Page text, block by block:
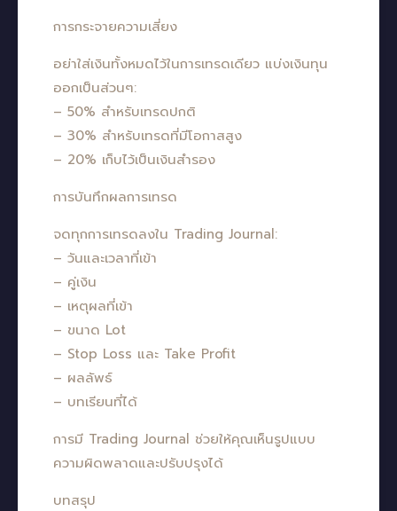
การกระจายความเสี่ยง
อย่าใส่เงินทั้งหมดไว้ในการเทรดเดียว แบ่งเงินทุน
ออกเป็นส่วนๆ:
– 50% สำหรับเทรดปกติ
– 30% สำหรับเทรดที่มีโอกาสสูง
– 20% เก็บไว้เป็นเงินสำรอง
การบันทึกผลการเทรด
จดทุกการเทรดลงใน Trading Journal:
– วันและเวลาที่เข้า
– คู่เงิน
– เหตุผลที่เข้า
– ขนาด Lot
– Stop Loss และ Take Profit
– ผลลัพธ์
– บทเรียนที่ได้
การมี Trading Journal ช่วยให้คุณเห็นรูปแบบ
ความผิดพลาดและปรับปรุงได้
บทสรุป